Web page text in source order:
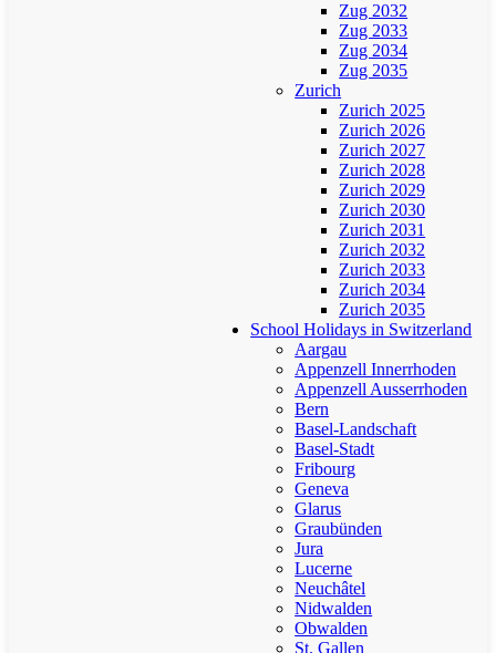
Zug 2032
Zug 2033
Zug 2034
Zug 2035
Zurich
Zurich 2025
Zurich 2026
Zurich 2027
Zurich 2028
Zurich 2029
Zurich 2030
Zurich 2031
Zurich 2032
Zurich 2033
Zurich 2034
Zurich 2035
School Holidays in Switzerland
Aargau
Appenzell Innerrhoden
Appenzell Ausserrhoden
Bern
Basel-Landschaft
Basel-Stadt
Fribourg
Geneva
Glarus
Graubünden
Jura
Lucerne
Neuchâtel
Nidwalden
Obwalden
St. Gallen